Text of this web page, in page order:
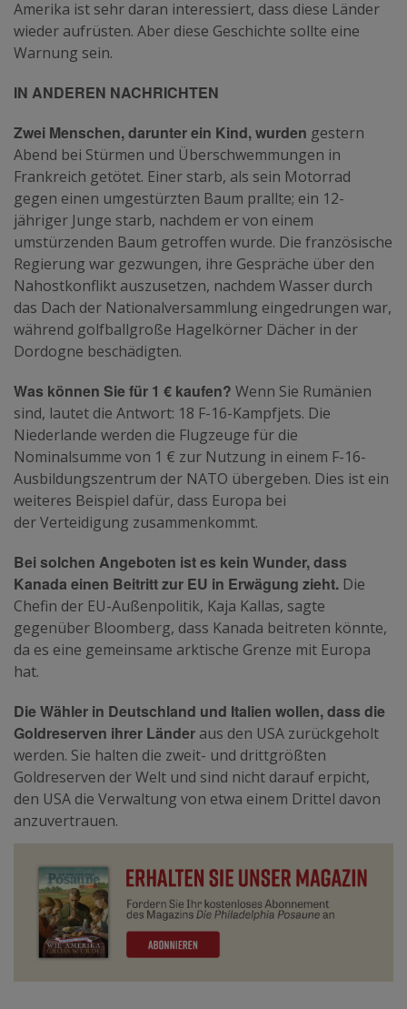
Amerika ist sehr daran interessiert, dass diese Länder
wieder aufrüsten. Aber diese Geschichte sollte eine
Warnung sein.
IN ANDEREN NACHRICHTEN
Zwei Menschen, darunter ein Kind, wurden gestern
Abend bei Stürmen und Überschwemmungen in
Frankreich getötet. Einer starb, als sein Motorrad
gegen einen umgestürzten Baum prallte; ein 12-
jähriger Junge starb, nachdem er von einem
umstürzenden Baum getroffen wurde. Die französische
Regierung war gezwungen, ihre Gespräche über den
Nahostkonflikt auszusetzen, nachdem Wasser durch
das Dach der Nationalversammlung eingedrungen war,
während golfballgroße Hagelkörner Dächer in der
Dordogne beschädigten.
Was können Sie für 1 € kaufen? Wenn Sie Rumänien
sind, lautet die Antwort: 18 F-16-Kampfjets. Die
Niederlande werden die Flugzeuge für die
Nominalsumme von 1 € zur Nutzung in einem F-16-
Ausbildungszentrum der NATO übergeben. Dies ist ein
weiteres Beispiel dafür, dass Europa bei
der Verteidigung zusammenkommt.
Bei solchen Angeboten ist es kein Wunder, dass
Kanada einen Beitritt zur EU in Erwägung zieht. Die
Chefin der EU-Außenpolitik, Kaja Kallas, sagte
gegenüber Bloomberg, dass Kanada beitreten könnte,
da es eine gemeinsame arktische Grenze mit Europa
hat.
Die Wähler in Deutschland und Italien wollen, dass die
Goldreserven ihrer Länder aus den USA zurückgeholt
werden. Sie halten die zweit- und drittgrößten
Goldreserven der Welt und sind nicht darauf erpicht,
den USA die Verwaltung von etwa einem Drittel davon
anzuvertrauen.